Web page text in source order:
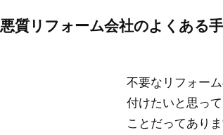
悪質リフォーム会社のよくある
不要なリフォー
付けたいと思っ
ことだってあり